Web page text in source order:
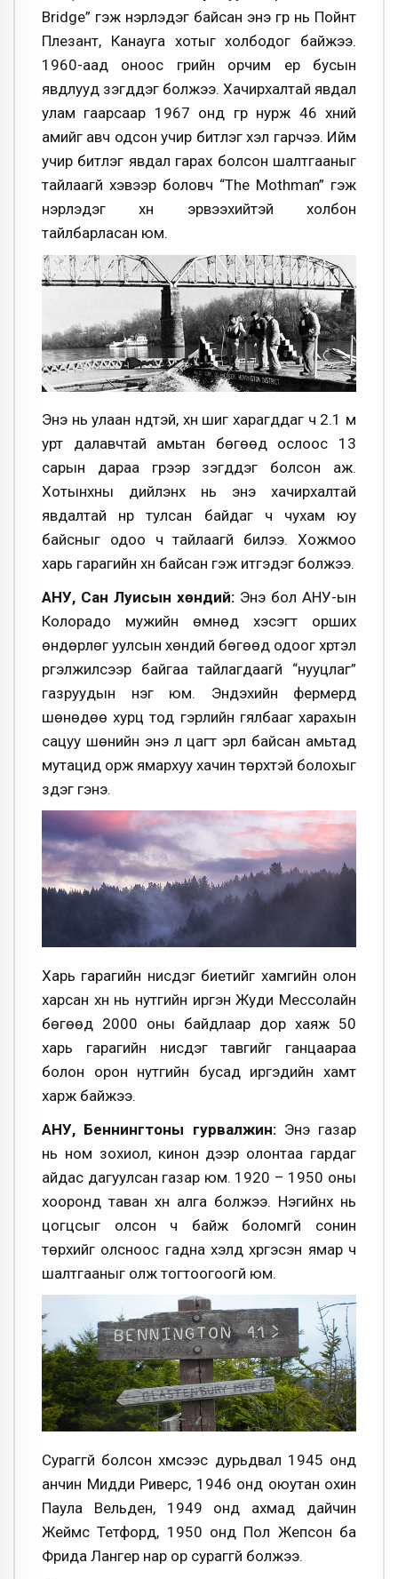
Bridge” гэж нэрлэдэг байсан энэ гүүр нь Пойнт
Плезант, Канауга хотыг холбодог байжээ.
1960-аад оноос гүүрийн орчим ер бусын
явдлууд үзэгддэг болжээ. Хачирхалтай явдал
улам гаарсаар 1967 онд гүүр нурж 46 хүний
амийг авч одсон учир битүүлэг үхэл гарчээ. Ийм
учир битүүлэг явдал гарах болсон шалтгааныг
тайлаагүй хэвээр боловч “The Mothman” гэж
нэрлэдэг хүн эрвээхийтэй холбон
тайлбарласан юм.
Энэ нь улаан нүдтэй, хүн шиг харагддаг ч 2.1 м
урт далавчтай амьтан бөгөөд ослоос 13
сарын дараа гүүрээр үзэгддэг болсон аж.
Хотынхны дийлэнх нь энэ хачирхалтай
явдалтай нүүр тулсан байдаг ч чухам юу
байсныг одоо ч тайлаагүй билээ. Хожмоо
харь гарагийн хүн байсан гэж итгэдэг болжээ.
АНУ, Сан Луисын хөндий: Энэ бол АНУ-ын
Колорадо мужийн өмнөд хэсэгт орших
өндөрлөг уулсын хөндий бөгөөд одоог хүртэл
үргэлжилсээр байгаа тайлагдаагүй “нууцлаг”
газруудын нэг юм. Эндэхийн фермерүүд
шөнөдөө хурц тод гэрлийн гялбааг харахын
сацуу шөнийн энэ л цагт эрүүл байсан амьтад
мутацид орж ямархуу хачин төрхтэй болохыг
үздэг гэнэ.
Харь гарагийн нисдэг биетийг хамгийн олон
харсан хүн нь нутгийн иргэн Жуди Мессолайн
бөгөөд 2000 оны байдлаар дор хаяж 50
харь гарагийн нисдэг тавгийг ганцаараа
болон орон нутгийн бусад иргэдийн хамт
харж байжээ.
АНУ, Беннингтоны гурвалжин: Энэ газар
нь ном зохиол, кинон дээр олонтаа гардаг
айдас дагуулсан газар юм. 1920 – 1950 оны
хооронд таван хүн алга болжээ. Нэгийнх нь
цогцсыг олсон ч байж боломгүй сонин
төрхийг олсноос гадна үхэлд хүргэсэн ямар ч
шалтгааныг олж тогтоогоогүй юм.
Сураггүй болсон хүмүүсээс дурьдвал 1945 онд
анчин Мидди Риверс, 1946 онд оюутан охин
Паула Вельден, 1949 онд ахмад дайчин
Жеймс Тетфорд, 1950 онд Пол Жепсон ба
Фрида Лангер нар ор сураггүй болжээ.